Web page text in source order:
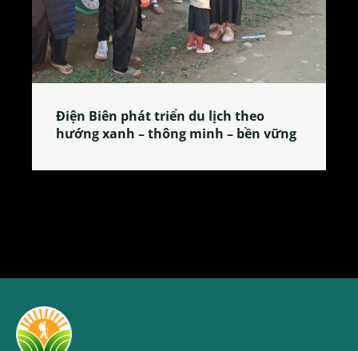
lịch theo
– bền vững
Làng làm bánh tẻ Phú Nhi –
tỏa đặc sản xứ Đoài